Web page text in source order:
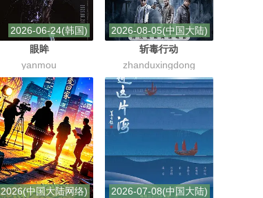
2026-06-24(韩国)
眼眸
yanmou
2026-08-05(中国大陆)
斩毒行动
zhanduxingdong
2026(中国大陆网络)
2026-07-08(中国大陆)